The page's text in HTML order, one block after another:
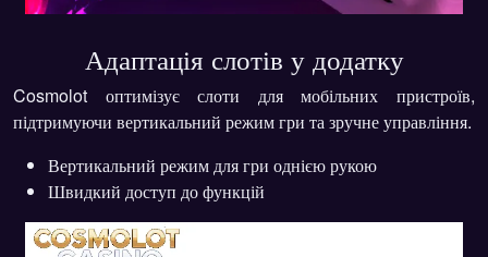
Адаптація слотів у додатку
Cosmolot оптимізує слоти для мобільних пристроїв,
підтримуючи вертикальний режим гри та зручне управління.
Вертикальний режимдля гри однією рукою
Швидкий доступ до функцій